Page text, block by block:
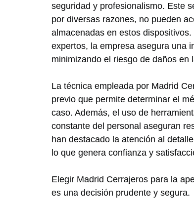
seguridad y profesionalismo. Este
por diversas razones, no pueden
almacenadas en estos
expertos, la empresa asegura una
minimizando el riesgo de daños en
La técnica empleada por Madrid
previo que permite determinar el
caso. Además, el uso de
constante del personal aseguran
han destacado la atención al
lo que genera confianza y
Elegir Madrid Cerrajeros para la
es una decisión prudente y segura.